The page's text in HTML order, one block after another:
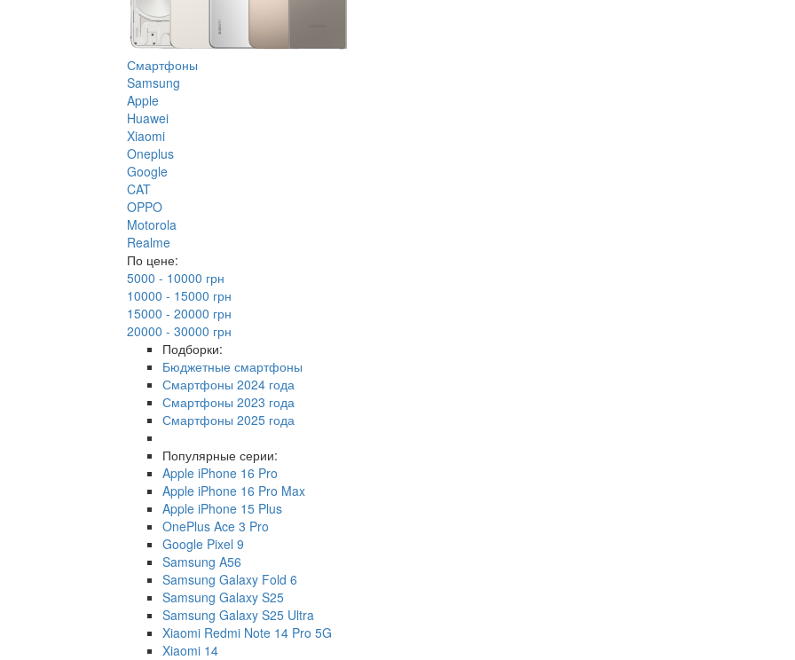
Смартфоны
Samsung
Apple
Huawei
Xiaomi
Oneplus
Google
CAT
OPPO
Motorola
Realme
По цене:
5000 - 10000 грн
10000 - 15000 грн
15000 - 20000 грн
20000 - 30000 грн
Подборки:
Бюджетные смартфоны
Смартфоны 2024 года
Смартфоны 2023 года
Смартфоны 2025 года
Популярные серии:
Apple iPhone 16 Pro
Apple iPhone 16 Pro Max
Apple iPhone 15 Plus
OnePlus Ace 3 Pro
Google Pixel 9
Samsung A56
Samsung Galaxy Fold 6
Samsung Galaxy S25
Samsung Galaxy S25 Ultra
Xiaomi Redmi Note 14 Pro 5G
Xiaomi 14